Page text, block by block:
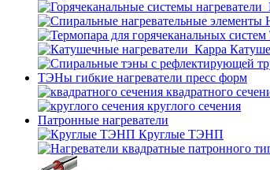
ТЭНы гибкие нагреватели пресс форм
квадратного
круглого сечения
Патронные нагреватели
Круглые ТЭНП